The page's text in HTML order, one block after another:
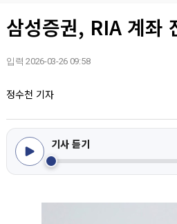
삼성증권, RIA 계좌
입력 2026-03-26 09:58
정수천 기자
기사 듣기